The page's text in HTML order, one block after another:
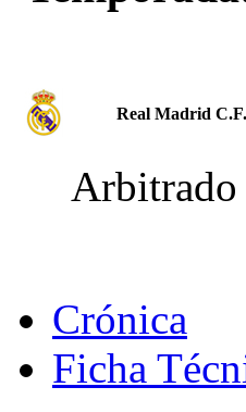
Real Madrid C.F.
Crónica
Ficha